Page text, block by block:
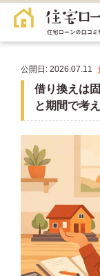
公開日: 2026.07.11
借り換えは
と期間で考